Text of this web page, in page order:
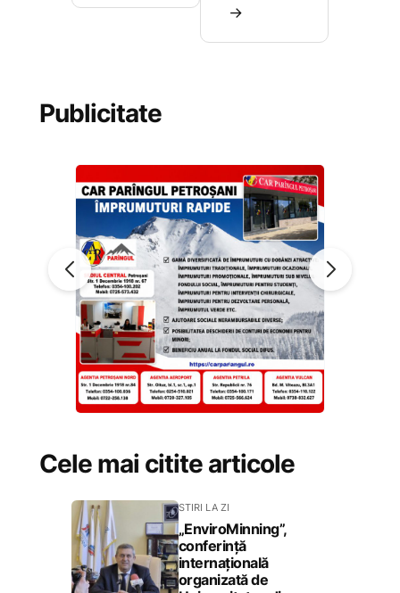
→
Publicitate
Cele mai citite articole
STIRI LA ZI
„EnviroMinning”,
conferință
internațională
organizată de